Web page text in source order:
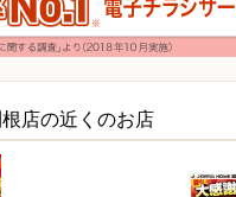
店の近くのお店